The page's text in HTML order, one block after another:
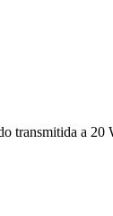
transmitida a 20